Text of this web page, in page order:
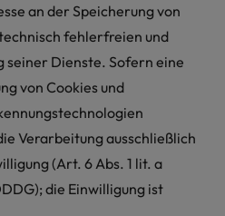
an der Speicherung von
fehlerfreien und
Dienste. Sofern eine
von Cookies und
Verarbeitung ausschließlich
(Art. 6 Abs. 1 lit. a
die Einwilligung ist